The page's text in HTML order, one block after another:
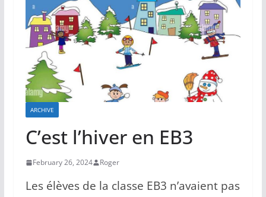
ARCHIVE
C’est l’hiver en EB3
February 26, 2024 Roger
Les élèves de la classe EB3 n’avaient pas